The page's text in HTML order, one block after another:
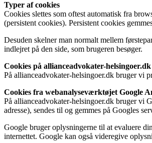
Typer af cookies
Cookies slettes som oftest automatisk fra
(persistent cookies). Persistent cookies
Desuden skelner man normalt mellem
indlejret på den side, som brugeren besøger.
Cookies på allianceadvokater-helsingoer.dk
På allianceadvokater-helsingoer.dk bruger vi
Cookies fra webanalyseværktøjet Google
På allianceadvokater-helsingoer.dk bruger vi
adresse), sendes til og gemmes på Googles
Google bruger oplysningerne til at evaluere
internettet. Google kan også videregive